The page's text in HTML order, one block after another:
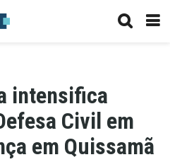
intensifica
Civil em
em Quissamã